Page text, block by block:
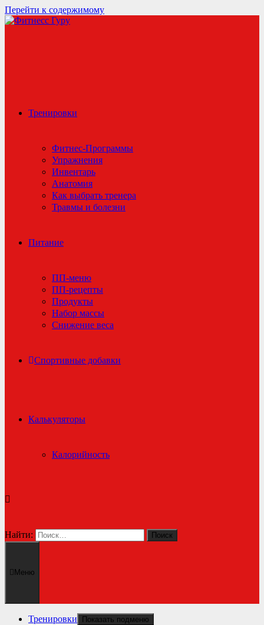
Перейти к содержимому
Тренировки
Фитнес-Программы
Упражнения
Инвентарь
Анатомия
Как выбрать тренера
Травмы и болезни
Питание
ПП-меню
ПП-рецепты
Продукты
Набор массы
Снижение веса
Спортивные добавки
Калькуляторы
Калорийность
Найти:
Меню
Тренировки Показать подменю